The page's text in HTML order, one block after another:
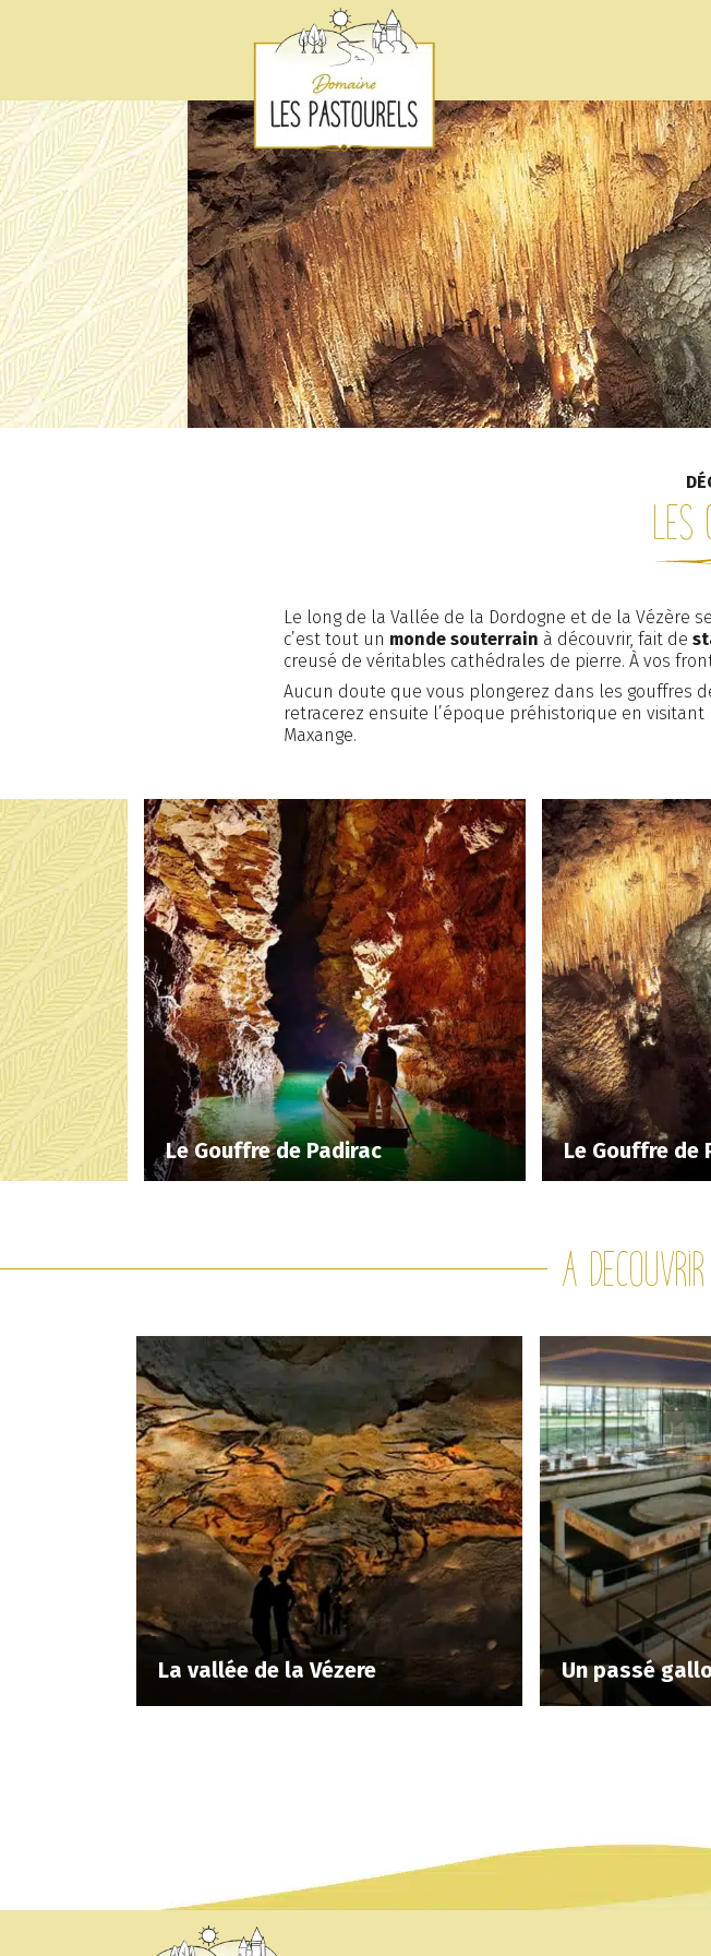
Date d'arrivée : Date de départ :
Camping écoresponsable
en Dordogne
Livre d’or
Mentions
Les
Le long de la Vallée de la Dordogne et de la Vézère
c’est tout un monde souterrain à découvrir, fait de
creusé de véritables cathédrales de pierre. À vos
Aucun doute que vous plongerez dans les gouffres
retracerez ensuite l’époque préhistorique en
Maxange.
Le Gouffre de Padirac Le Gouffre de
A
La vallée de la Vézere Un passé